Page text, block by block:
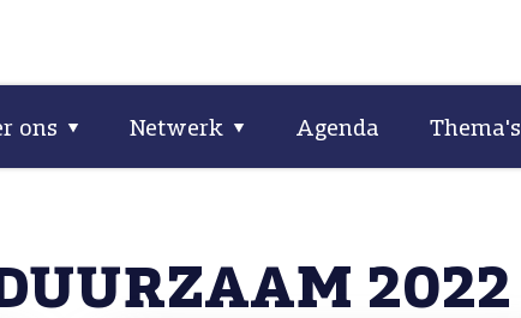
ons Netwerk Agenda Thema's
2022